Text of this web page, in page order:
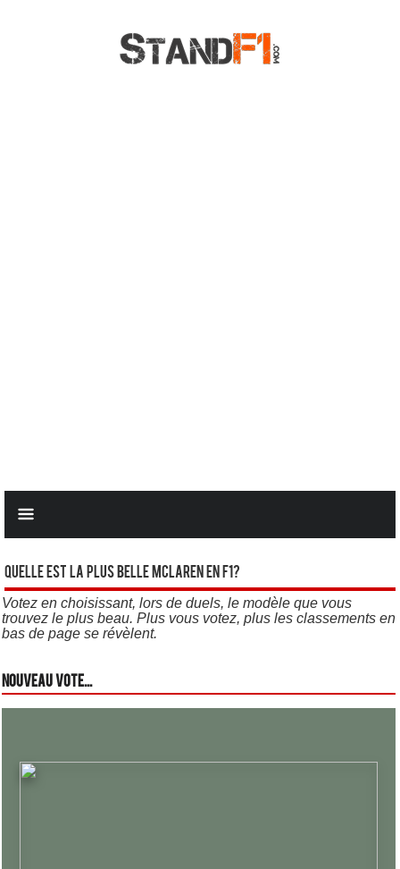
Quelle est la plus belle Mclaren en F1?
Votez en choisissant, lors de duels, le modèle que vous
trouvez le plus beau. Plus vous votez, plus les classements en
bas de page se révèlent.
Nouveau vote...